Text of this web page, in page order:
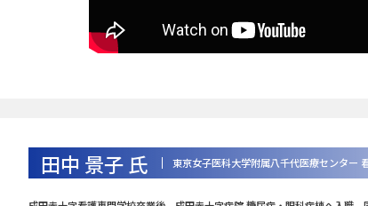
田中 景子 氏 東京女子医科大学附属八千代医療センター